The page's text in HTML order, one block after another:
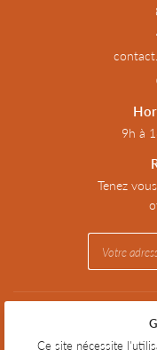
9h à
Tenez
Ce site nécessite